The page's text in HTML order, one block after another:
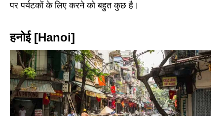
पर पर्यटकों के लिए करने को बहुत कुछ है।
हनोई [Hanoi]